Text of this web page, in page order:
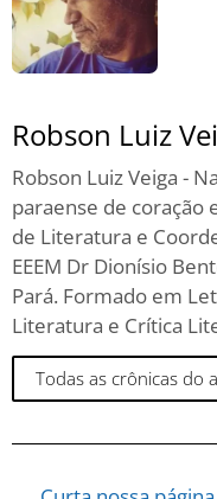
Robson Luiz
Robson Luiz Veiga -
paraense de coração
de Literatura e
EEEM Dr Dionísio
Pará. Formado em
Literatura e Crítica
Todas as crônicas do